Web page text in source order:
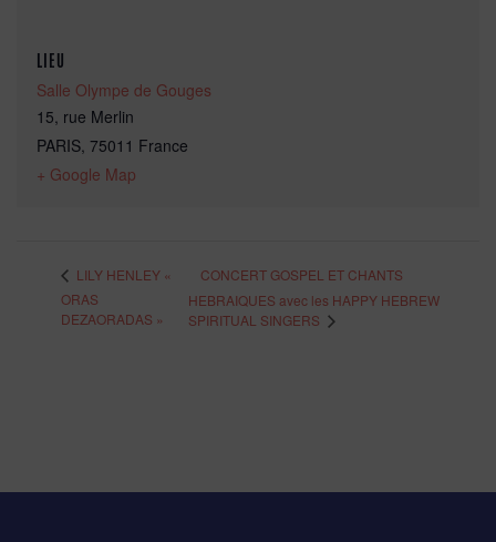
LIEU
Salle Olympe de Gouges
15, rue Merlin
PARIS, 75011 France
+ Google Map
LILY HENLEY «
ORAS
DEZAORADAS »
CONCERT GOSPEL ET CHANTS
HEBRAIQUES avec les HAPPY HEBREW
SPIRITUAL SINGERS